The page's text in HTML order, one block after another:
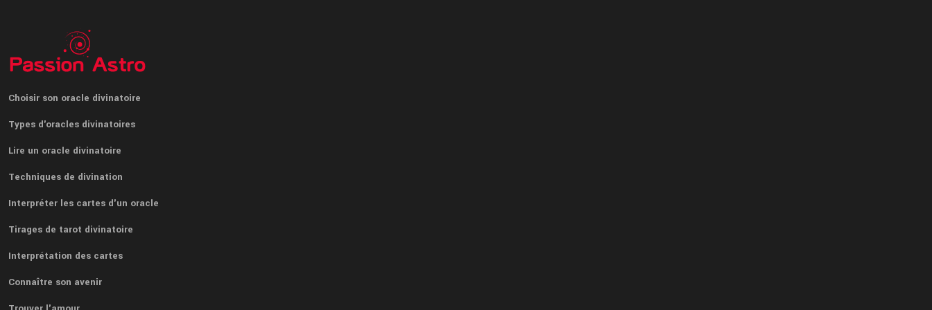
Choisir son oracle divinatoire
Types d'oracles divinatoires
Lire un oracle divinatoire
Techniques de divination
Interpréter les cartes d'un oracle
Tirages de tarot divinatoire
Interprétation des cartes
Connaître son avenir